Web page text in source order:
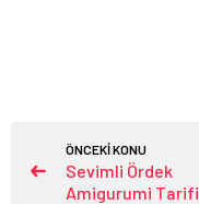
ÖNCEKİ KONU
Sevimli Ördek
Amigurumi Tarifi